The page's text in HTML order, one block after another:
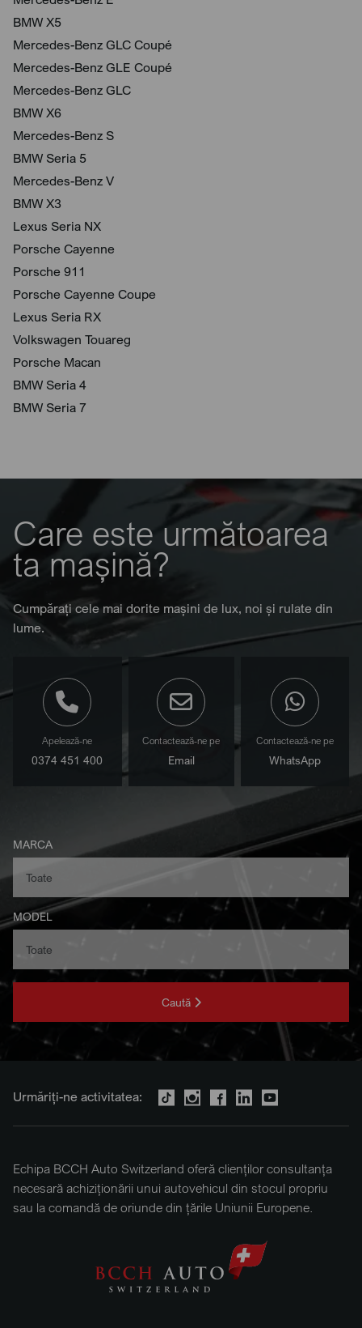
BMW X5
Mercedes-Benz GLC Coupé
Mercedes-Benz GLE Coupé
Mercedes-Benz GLC
BMW X6
Mercedes-Benz S
BMW Seria 5
Mercedes-Benz V
BMW X3
Lexus Seria NX
Porsche Cayenne
Porsche 911
Porsche Cayenne Coupe
Lexus Seria RX
Volkswagen Touareg
Porsche Macan
BMW Seria 4
BMW Seria 7
Care este următoarea
ta mașină?
Cumpărați cele mai dorite mașini de lux, noi și rulate din
lume.
Apelează-ne
0374 451 400
Contactează-ne pe
Email
Contactează-ne pe
WhatsApp
MARCA
MODEL
Caută
Urmăriți-ne activitatea:
Echipa BCCH Auto Switzerland oferă clienților consultanța
necesară achiziționării unui autovehicul din stocul propriu
sau la comandă de oriunde din țările Uniunii Europene.